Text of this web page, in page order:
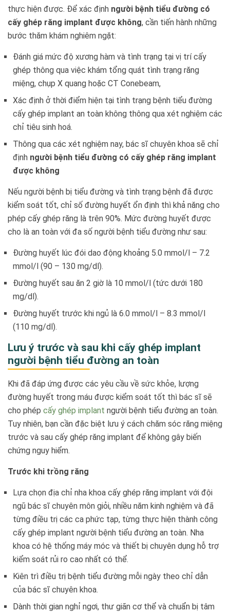
thực hiện được. Để xác định người bệnh tiểu đường có
cấy ghép răng implant được không, cần tiến hành những
bước thăm khám nghiêm ngặt:
Đánh giá mức độ xương hàm và tình trạng tại vị trí cấy
ghép thông qua việc khám tổng quát tình trạng răng
miệng, chụp X quang hoặc CT Conebeam,
Xác định ở thời điểm hiện tại tình trạng bệnh tiểu đường
cấy ghép implant an toàn không thông qua xét nghiệm các
chỉ tiêu sinh hoá.
Thông qua các xét nghiệm nay, bác sĩ chuyên khoa sẽ chỉ
định người bệnh tiểu đường có cấy ghép răng implant
được không
Nếu người bệnh bị tiểu đường và tình trạng bệnh đã được
kiểm soát tốt, chỉ số đường huyết ổn định thì khả năng cho
phép cấy ghép răng là trên 90%. Mức đường huyết được
cho là an toàn với đa số người bệnh tiểu đường như sau:
Đường huyết lúc đói dao động khoảng 5.0 mmol/l – 7.2
mmol/l (90 – 130 mg/dl).
Đường huyết sau ăn 2 giờ là 10 mmol/l (tức dưới 180
mg/dl).
Đường huyết trước khi ngủ là 6.0 mmol/l – 8.3 mmol/l
(110 mg/dl).
Lưu ý trước và sau khi cấy ghép implant
người bệnh tiểu đường an toàn
Khi đã đáp ứng được các yêu cầu về sức khỏe, lượng
đường huyết trong máu được kiểm soát tốt thì bác sĩ sẽ
cho phép cấy ghép implant người bệnh tiểu đường an toàn.
Tuy nhiên, bạn cần đặc biệt lưu ý cách chăm sóc răng miệng
trước và sau cấy ghép răng implant để không gây biến
chứng nguy hiểm.
Trước khi trồng răng
Lựa chọn địa chỉ nha khoa cấy ghép răng implant với đội
ngũ bác sĩ chuyên môn giỏi, nhiều năm kinh nghiệm và đã
từng điều trị các ca phức tạp, từng thực hiện thành công
cấy ghép implant người bệnh tiểu đường an toàn. Nha
khoa có hệ thống máy móc và thiết bị chuyên dụng hỗ trợ
kiểm soát rủi ro cao nhất có thể.
Kiên trì điều trị bệnh tiểu đường mỗi ngày theo chỉ dẫn
của bác sĩ chuyên khoa.
Dành thời gian nghỉ ngơi, thư giãn cơ thể và chuẩn bị tâm